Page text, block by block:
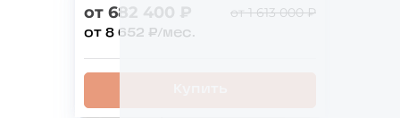
от 682 400 ₽ от 1 613 000 ₽
от 8 652 ₽/мес.